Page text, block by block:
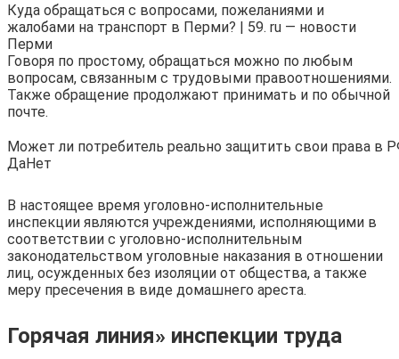
Куда обращаться с вопросами, пожеланиями и
жалобами на транспорт в Перми? | 59. ru — новости
Перми
Говоря по простому, обращаться можно по любым
вопросам, связанным с трудовыми правоотношениями.
Также обращение продолжают принимать и по обычной
почте.
Может ли потребитель реально защитить свои права в
ДаНет
В настоящее время уголовно-исполнительные
инспекции являются учреждениями, исполняющими в
соответствии с уголовно-исполнительным
законодательством уголовные наказания в отношении
лиц, осужденных без изоляции от общества, а также
меру пресечения в виде домашнего ареста.
Горячая линия» инспекции труда